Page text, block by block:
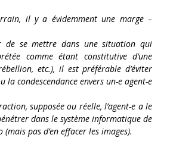
il y a évidemment une marge –
de se mettre dans une situation qui
comme étant constitutive d’une
etc.), il est préférable d’éviter
la condescendance envers un-e agent-e
supposée ou réelle, l’agent-e a le
dans le système informatique de
pas d’en effacer les images).